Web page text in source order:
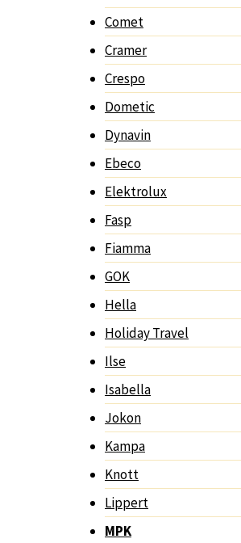
Comet
Cramer
Crespo
Dometic
Dynavin
Ebeco
Elektrolux
Fasp
Fiamma
GOK
Hella
Holiday Travel
Ilse
Isabella
Jokon
Kampa
Knott
Lippert
MPK